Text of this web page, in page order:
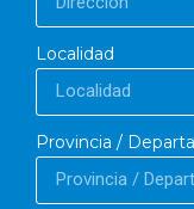
Localidad
Provincia /